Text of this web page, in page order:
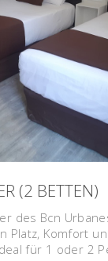
(2 BETTEN)
des Bcn
Platz, Komfort
für 1 oder 2